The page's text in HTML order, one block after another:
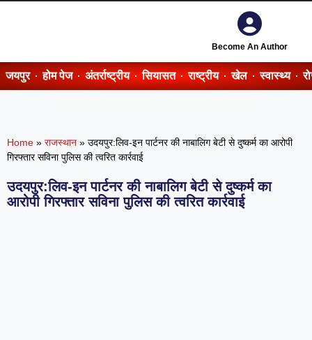
Become An Author
जयपुर होम पेज अंतर्राष्ट्रीय सियासत राष्ट्रीय खेल स्वास्थ्य
Home » राजस्थान » उदयपुर:लिव-इन पार्टनर की नाबालिग बेटी से दुष्कर्म का आरोपी
गिरफ्तार सविना पुलिस की त्वरित कार्रवाई
उदयपुर:लिव-इन पार्टनर की नाबालिग बेटी से दुष्कर्म का
आरोपी गिरफ्तार सविना पुलिस की त्वरित कार्रवाई